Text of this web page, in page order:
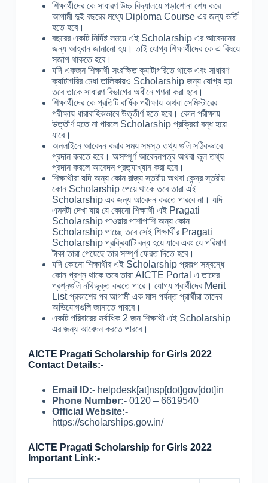
শিক্ষার্থীদের কে সাধারণ উচ্চ বিদ্যালয়ে পড়াশোনা শেষ করে
আগামী দুই বছরের মধ্যে Diploma Course এর জন্য ভর্তি
হতে হবে।
বছরের একটি নির্দিষ্ট সময়ে এই Scholarship এর আবেদনের
জন্য আহ্বান জানানো হয়। তাই যোগ্য শিক্ষার্থীদের কে এ বিষয়ে
সজাগ থাকতে হবে।
যদি একজন শিক্ষার্থী সংরক্ষিত ক্যাটাগরিতে থাকে এবং সাধারণ
ক্যাটাগরির মেধা তালিকায়ও Scholarship জন্য যোগ্য হয়
তবে তাকে সাধারণ বিভাগের অধীনে গণনা করা হবে।
শিক্ষার্থীদের কে প্রতিটি বার্ষিক পরীক্ষায় অথবা সেমিস্টারের
পরীক্ষায় ধারাবাহিকভাবে উত্তীর্ণ হতে হবে। কোন পরীক্ষায়
উত্তীর্ণ হতে না পারলে Scholarship প্রক্রিয়া বন্ধ হয়ে
যাবে।
অনলাইনে আবেদন করার সময় সমস্ত তথ্য গুলি সঠিকভাবে
প্রদান করতে হবে। অসম্পূর্ণ আবেদনপত্র অথবা ভুল তথ্য
প্রদান করলে আবেদন প্রত্যাখ্যান করা হবে।
শিক্ষার্থীরা যদি অন্য কোন রাজ্য স্তরীয় অথবা কেন্দ্র স্তরীয়
কোন Scholarship পেয়ে থাকে তবে তারা এই
Scholarship এর জন্য আবেদন করতে পারবে না। যদি
এমনটা দেখা যায় যে কোনো শিক্ষার্থী এই Pragati
Scholarship পাওয়ার পাশাপাশি অন্য কোন
Scholarship পাচ্ছে তবে সেই শিক্ষার্থীর Pragati
Scholarship প্রক্রিয়াটি বন্ধ হয়ে যাবে এবং যে পরিমাণ
টাকা তারা পেয়েছে তার সম্পূর্ণ ফেরত দিতে হবে।
যদি কোনো শিক্ষার্থীর এই Scholarship প্রকল্প সম্বন্ধে
কোন প্রশ্ন থাকে তবে তারা AICTE Portal এ তাদের
প্রশ্নগুলি নথিভূক্ত করতে পারে। যোগ্য প্রার্থীদের Merit
List প্রকাশের পর আগামী এক মাস পর্যন্ত প্রার্থীরা তাদের
অভিযোগগুলি জানাতে পারবে।
একটি পরিবারের সর্বাধিক 2 জন শিক্ষার্থী এই Scholarship
এর জন্য আবেদন করতে পারবে।
AICTE Pragati Scholarship for Girls 2022
Contact Details:-
Email ID:-helpdesk[at]nsp[dot]gov[dot]in
Phone Number:-0120 – 6619540
Official Website:-
https://scholarships.gov.in/
AICTE Pragati Scholarship for Girls 2022
Important Link:-